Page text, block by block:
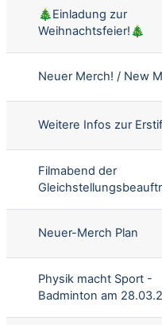
🎄Einladung zur
Weihnachtsfeier!🎄
Neuer Merch! / New
Weitere Infos zur
Filmabend der
Neuer-Merch Plan
Physik macht Sport -
Badminton am